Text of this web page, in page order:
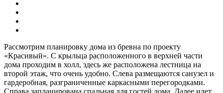
Рассмотрим планировку дома из бревна по проекту
«Красивый». С крыльца расположенного в верхней части
дома проходим в холл, здесь же расположена лестница на
второй этаж, что очень удобно. Слева размещаются санузел и
гардеробная, разграниченные каркасными перегородками.
Справа запланирована спальная для гостей дома. Далее идет